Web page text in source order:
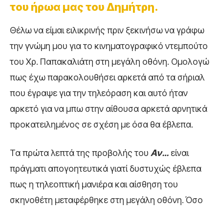
του ήρωα μας του Δημήτρη.
Θέλω να είμαι ειλικρινής πριν ξεκινήσω να γράφω
την γνώμη μου για το κινηματογραφικό ντεμπούτο
του Χρ. Παπακαλιάτη στη μεγάλη οθόνη. Ομολογώ
πως έχω παρακολουθήσει αρκετά από τα σήριαλ
που έγραψε για την τηλεόραση και αυτό ήταν
αρκετό για να μπω στην αίθουσα αρκετά αρνητικά
προκατειλημένος σε σχέση με όσα θα έβλεπα.
Τα πρώτα λεπτά της προβολής του Αν… είναι
πράγματι απογοητευτικά γιατί δυστυχώς έβλεπα
πως η τηλεοπτική μανιέρα και αίσθηση του
σκηνοθέτη μεταφέρθηκε στη μεγάλη οθόνη. Όσο